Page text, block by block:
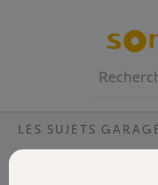
Volet
LES SUJETS
Code erreur